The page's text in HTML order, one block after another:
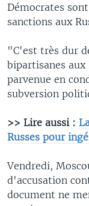
Démocrates
sanctions aux
"C'est très dur
bipartisanes
parvenue en
subversion
>> Lire aussi :
Russes pour
Vendredi,
d'accusation
document ne